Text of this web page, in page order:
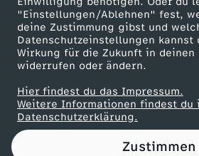
"Einstellungen/Ablehnen" fest,
deine Zustimmung gibst und
Datenschutzeinstellungen
Wirkung für die Zukunft in deinen
widerrufen oder ändern.
Hier findest du das Impressum.
Weitere Informationen findest du
Datenschutzerklärung.
Zustimmen
s
t
r
o
Partner